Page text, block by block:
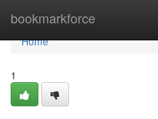
bookmarkforce
Home
Home
1